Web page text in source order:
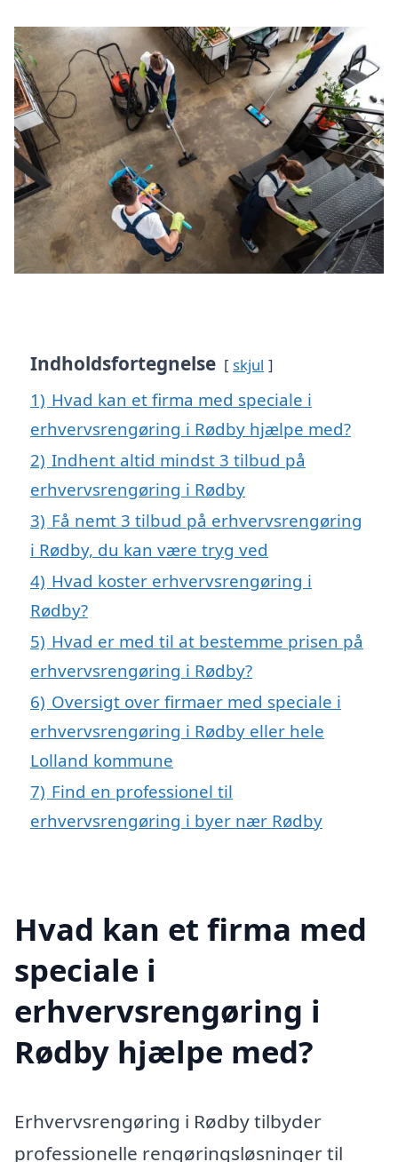
Indholdsfortegnelse skjul
1) Hvad kan et firma med speciale i
erhvervsrengøring i Rødby hjælpe med?
2) Indhent altid mindst 3 tilbud på
erhvervsrengøring i Rødby
3) Få nemt 3 tilbud på erhvervsrengøring
i Rødby, du kan være tryg ved
4) Hvad koster erhvervsrengøring i
Rødby?
5) Hvad er med til at bestemme prisen på
erhvervsrengøring i Rødby?
6) Oversigt over firmaer med speciale i
erhvervsrengøring i Rødby eller hele
Lolland kommune
7) Find en professionel til
erhvervsrengøring i byer nær Rødby
Hvad kan et firma med
speciale i
erhvervsrengøring i
Rødby hjælpe med?
Erhvervsrengøring i Rødby tilbyder
professionelle rengøringsløsninger til